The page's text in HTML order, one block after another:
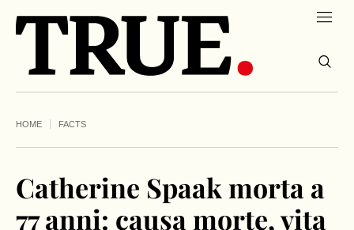
HOME FACTS
Catherine Spaak morta a
77 anni: causa morte, vita